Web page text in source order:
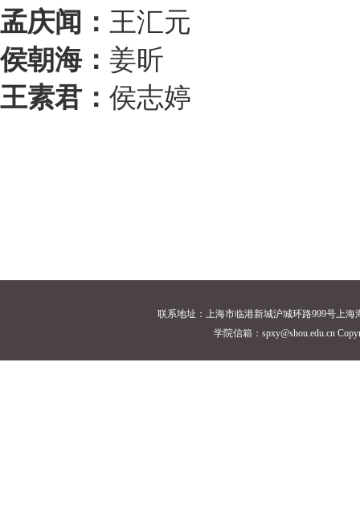
孟庆闻： 王汇元
侯朝海： 姜昕
王素君： 侯志婷
联系地址：上海市临港新城沪城环路999号上
学院信箱：spxy@shou.edu.cn